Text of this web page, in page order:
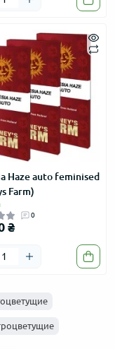
Haze auto feminised
Farm)
0
₴